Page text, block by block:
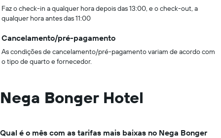
Faz o check-in a qualquer hora depois das 13:00, e o check-out, a
qualquer hora antes das 11:00
Cancelamento/pré-pagamento
As condições de cancelamento/pré-pagamento variam de acordo com
o tipo de quarto e fornecedor.
Nega Bonger Hotel
Qual é o mês com as tarifas mais baixas no Nega Bonger